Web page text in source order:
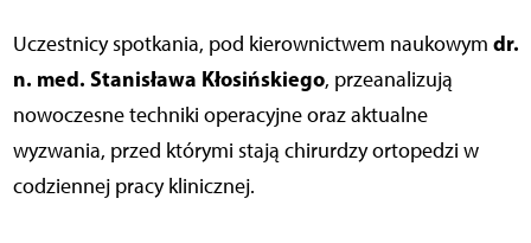
Uczestnicy spotkania, pod kierownictwem naukowym dr.
n. med. Stanisława Kłosińskiego, przeanalizują
nowoczesne techniki operacyjne oraz aktualne
wyzwania, przed którymi stają chirurdzy ortopedzi w
codziennej pracy klinicznej.